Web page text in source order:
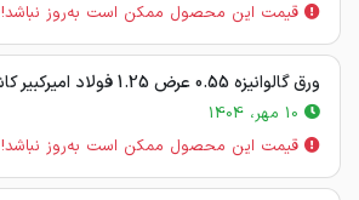
قیمت این محصول ممکن است به‌روز نباشد!
ورق گالوانیزه 0.55 عرض 1.25 فولاد امیرکبیر کاشان
قیمت این محصول ممکن است به‌روز نباشد!